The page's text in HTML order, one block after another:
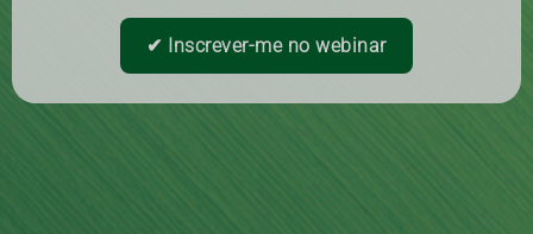
✔︎ Inscrever-me no webinar